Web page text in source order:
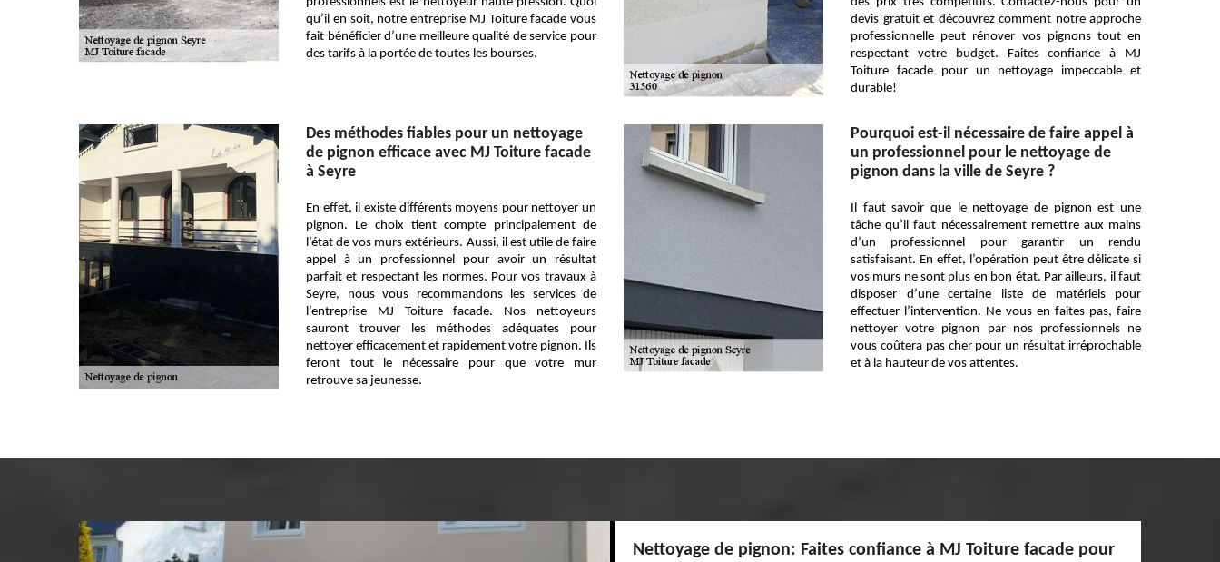
qu’il en soit, notre entreprise MJ Toiture facade vous
fait bénéficier d’une meilleure qualité de service pour
des tarifs à la portée de toutes les bourses.
devis gratuit et découvrez comment notre approche
professionnelle peut rénover vos pignons tout en
respectant votre budget. Faites confiance à MJ
Toiture facade pour un nettoyage impeccable et
durable!
Des méthodes fiables pour un nettoyage
de pignon efficace avec MJ Toiture facade
à Seyre
En effet, il existe différents moyens pour nettoyer un
pignon. Le choix tient compte principalement de
l’état de vos murs extérieurs. Aussi, il est utile de faire
appel à un professionnel pour avoir un résultat
parfait et respectant les normes. Pour vos travaux à
Seyre, nous vous recommandons les services de
l’entreprise MJ Toiture facade. Nos nettoyeurs
sauront trouver les méthodes adéquates pour
nettoyer efficacement et rapidement votre pignon. Ils
feront tout le nécessaire pour que votre mur
retrouve sa jeunesse.
Pourquoi est-il nécessaire de faire appel à
un professionnel pour le nettoyage de
pignon dans la ville de Seyre ?
Il faut savoir que le nettoyage de pignon est une
tâche qu’il faut nécessairement remettre aux mains
d’un professionnel pour garantir un rendu
satisfaisant. En effet, l’opération peut être délicate si
vos murs ne sont plus en bon état. Par ailleurs, il faut
disposer d’une certaine liste de matériels pour
effectuer l’intervention. Ne vous en faites pas, faire
nettoyer votre pignon par nos professionnels ne
vous coûtera pas cher pour un résultat irréprochable
et à la hauteur de vos attentes.
Nettoyage de pignon: Faites confiance à MJ Toiture facade pour